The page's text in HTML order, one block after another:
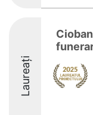
Laureați